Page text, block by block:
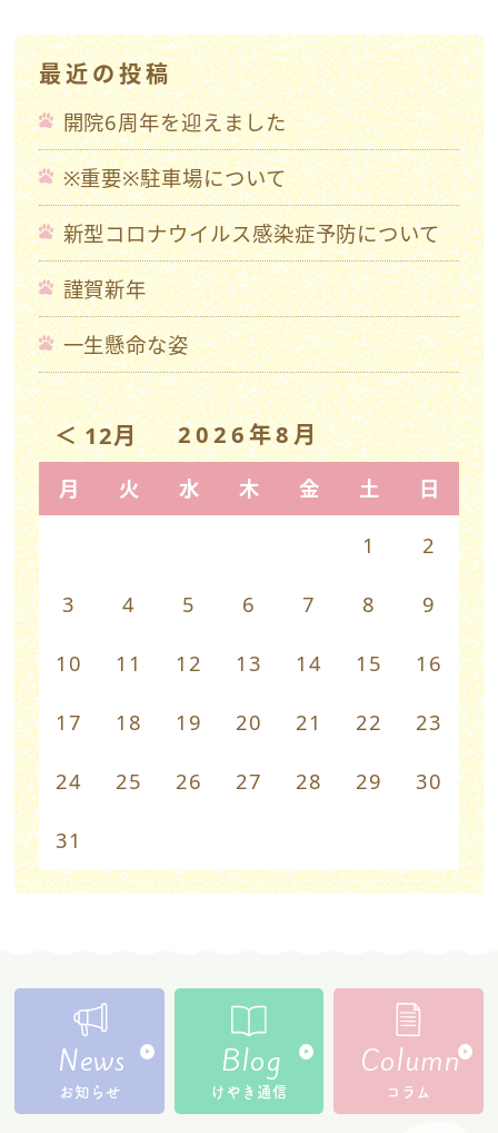
最近の投稿
開院6周年を迎えました
※重要※駐車場について
新型コロナウイルス感染症予防について
謹賀新年
一生懸命な姿
2026年8月
月 火 水 木 金 土 日
＜ 12月
1 2
3 4 5 6 7 8 9
10 11 12 13 14 15 16
17 18 19 20 21 22 23
24 25 26 27 28 29 30
31
News
お知らせ
Blog
けやき通信
Column
コラム